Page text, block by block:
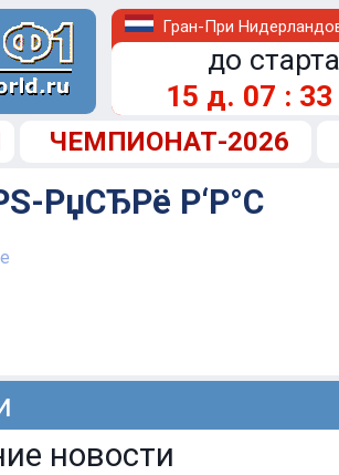
Гран-При
до
15 д. 07 : 33
ЧЕМПИОНАТ-2026
РџСЂРё Р‘Р°С
новости